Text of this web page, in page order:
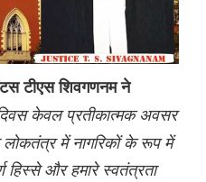
टीएस शिवगणनम ने
केवल प्रतीकात्मक अवसर
में नागरिकों के रूप में
हिस्से और हमारे स्वतंत्रता